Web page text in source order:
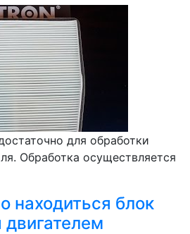
для обработки
Обработка осуществляется
находиться блок